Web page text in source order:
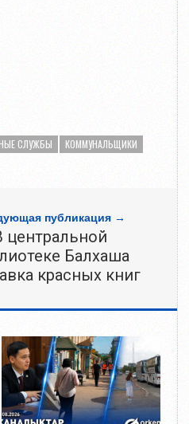
СЛУЖБЫ
КОММУНАЛЬЩИКИ
публикация →
центральной
Балхаша
красных книг